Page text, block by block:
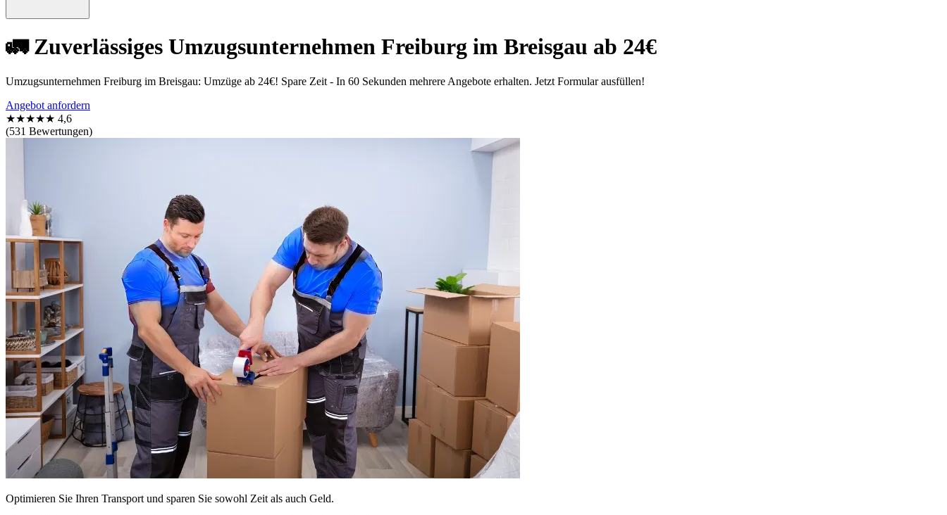
🚛 Zuverlässiges Umzugsunternehmen Freiburg im Breisgau ab 24€
Umzugsunternehmen Freiburg im Breisgau: Umzüge ab 24€! Spare Zeit - In 60 Sekunden mehrere Angebote erhalten. Jetzt Formular ausfüllen!
Angebot anfordern
★★★★★ 4,6
(531 Bewertungen)
Optimieren Sie Ihren Transport und sparen Sie sowohl Zeit als auch Geld.